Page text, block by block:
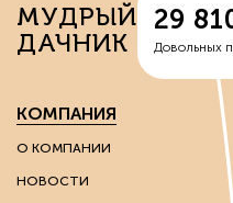
МУДРЫЙ
ДАЧНИК
29
Довольных
КОМПАНИЯ
О КОМПАНИИ
НОВОСТИ